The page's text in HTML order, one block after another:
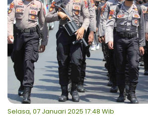
Selasa, 07 Januari 2025 17:48 Wib